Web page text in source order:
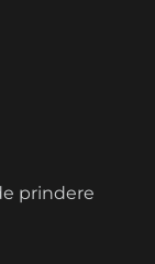
prindere